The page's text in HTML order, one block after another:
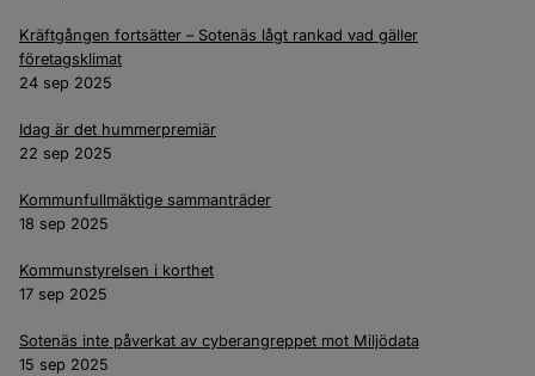
Kräftgången fortsätter – Sotenäs lågt rankad vad gäller
företagsklimat
24 sep 2025
Idag är det hummerpremiär
22 sep 2025
Kommunfullmäktige sammanträder
18 sep 2025
Kommunstyrelsen i korthet
17 sep 2025
Sotenäs inte påverkat av cyberangreppet mot Miljödata
15 sep 2025